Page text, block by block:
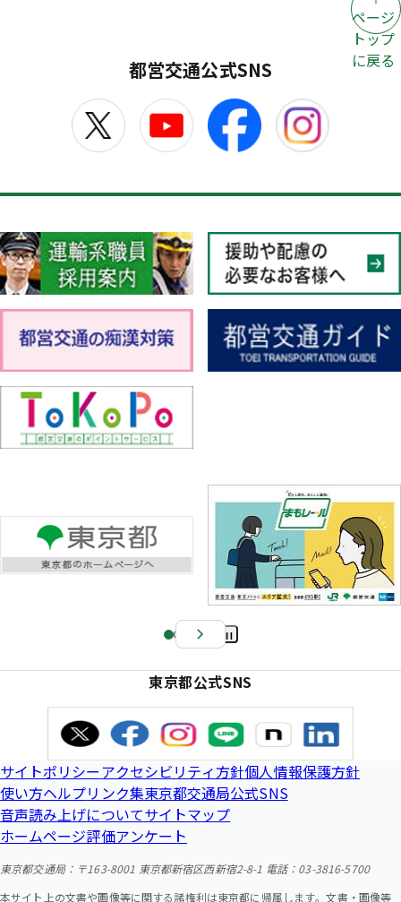
ページ
トップ
に戻る
都営交通公式SNS
Pa
e
東京都公式SNS
サイトポリシーアクセシビリティ方針個人情報保護方針
使い方ヘルプリンク集東京都交通局公式SNS
音声読み上げについてサイトマップ
ホームページ評価アンケート
東京都交通局：〒163-8001 東京都新宿区西新宿2-8-1 電話：03-3816-5700
本サイト上の文書や画像等に関する諸権利は東京都に帰属します。文書・画像等